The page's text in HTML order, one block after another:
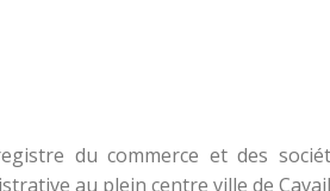
du commerce et des
au plein centre ville de